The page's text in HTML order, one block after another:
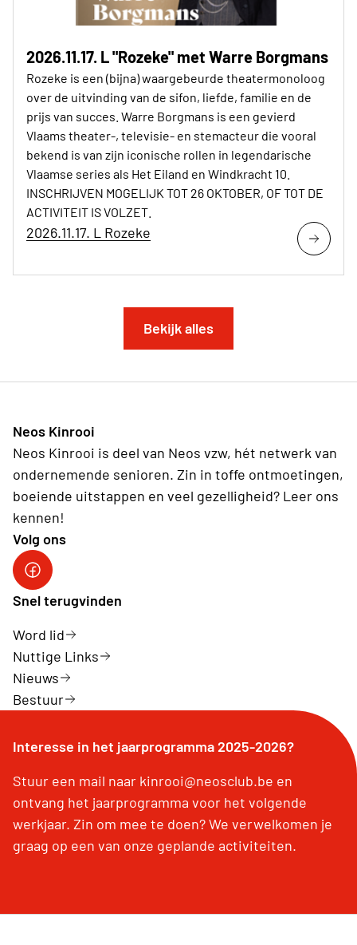
2026.11.17. L "Rozeke" met Warre Borgmans
Rozeke is een (bijna) waargebeurde theatermonoloog
over de uitvinding van de sifon, liefde, familie en de
prijs van succes. Warre Borgmans is een gevierd
Vlaams theater-, televisie- en stemacteur die vooral
bekend is van zijn iconische rollen in legendarische
Vlaamse series als Het Eiland en Windkracht 10.
INSCHRIJVEN MOGELIJK TOT 26 OKTOBER, OF TOT DE
ACTIVITEIT IS VOLZET.
2026.11.17. L Rozeke
Bekijk alles
Neos Kinrooi
Neos Kinrooi is deel van Neos vzw, hét netwerk van
ondernemende senioren. Zin in toffe ontmoetingen,
boeiende uitstappen en veel gezelligheid? Leer ons
kennen!
Volg ons
Neos Kinrooi
Snel terugvinden
Word lid
Nuttige Links
Nieuws
Bestuur
Interesse in het jaarprogramma 2025-2026?
Stuur een mail naar kinrooi@neosclub.be en
ontvang het jaarprogramma voor het volgende
werkjaar. Zin om mee te doen? We verwelkomen je
graag op een van onze geplande activiteiten.